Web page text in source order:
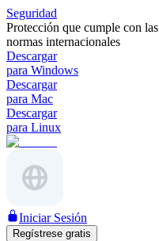
Seguridad
Protección que cumple con las
normas internacionales
Descargar
para Windows
Descargar
para Mac
Descargar
para Linux
Iniciar Sesión
Regístrese gratis